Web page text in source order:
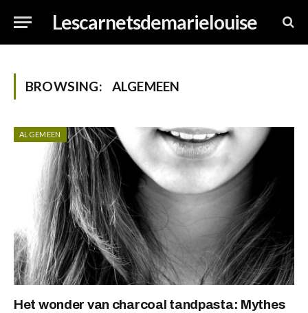
Lescarnetsdemarielouise
BROWSING: ALGEMEEN
ALGEMEEN
Het wonder van charcoal tandpasta: Mythes